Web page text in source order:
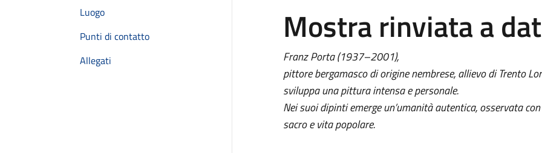
Luogo
Punti di contatto
Allegati
Mostra rinviata a
Franz Porta (1937–2001),
pittore bergamasco di origine nembrese, allievo di Trento
sviluppa una pittura intensa e personale.
Nei suoi dipinti emerge un’umanità autentica,osservata
sacro e vita popolare.